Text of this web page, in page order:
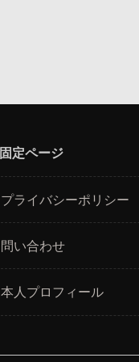
固定ページ
プライバシーポリシー
問い合わせ
本人プロフィール